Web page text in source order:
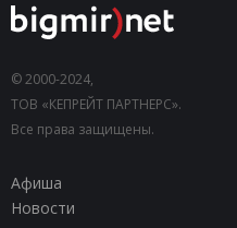
© 2000-2024,
ТОВ «КЕПРЕЙТ ПАРТНЕРС».
Все права защищены.
Афиша
Новости